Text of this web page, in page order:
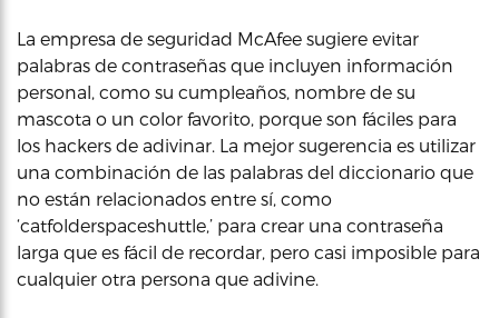
La empresa de seguridad McAfee sugiere evitar
palabras de contraseñas que incluyen información
personal, como su cumpleaños, nombre de su
mascota o un color favorito, porque son fáciles para
los hackers de adivinar. La mejor sugerencia es utilizar
una combinación de las palabras del diccionario que
no están relacionados entre sí, como
‘catfolderspaceshuttle,’ para crear una contraseña
larga que es fácil de recordar, pero casi imposible para
cualquier otra persona que adivine.